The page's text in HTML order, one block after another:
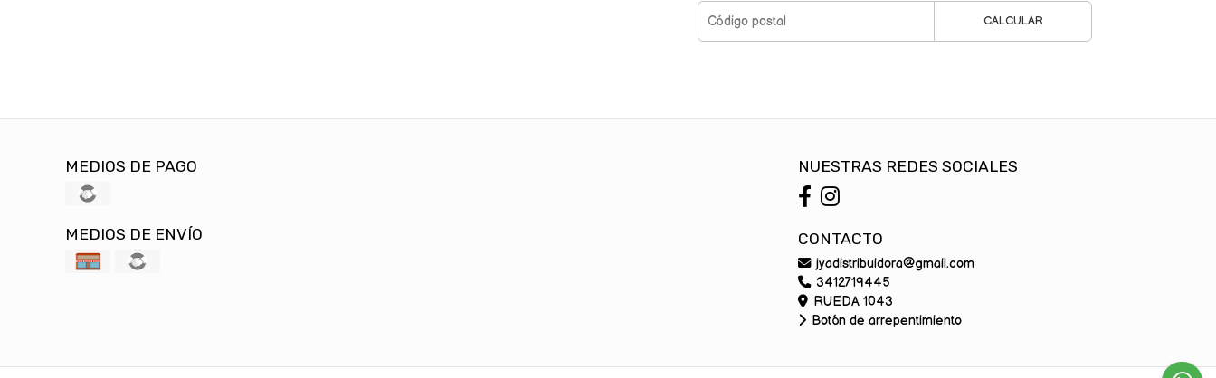
CALCULAR
MEDIOS DE PAGO
MEDIOS DE ENVÍO
NUESTRAS REDES SOCIALES
CONTACTO
jyadistribuidora@gmail.com
3412719445
RUEDA 1043
Botón de arrepentimiento